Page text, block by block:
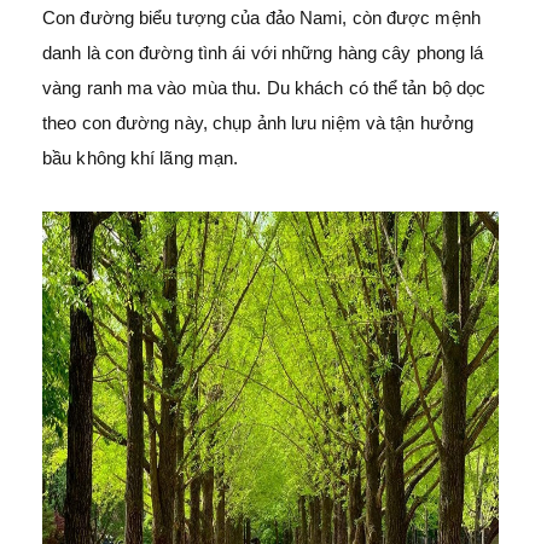
Con đường biểu tượng của đảo Nami, còn được mệnh
danh là con đường tình ái với những hàng cây phong lá
vàng ranh ma vào mùa thu. Du khách có thể tản bộ dọc
theo con đường này, chụp ảnh lưu niệm và tận hưởng
bầu không khí lãng mạn.